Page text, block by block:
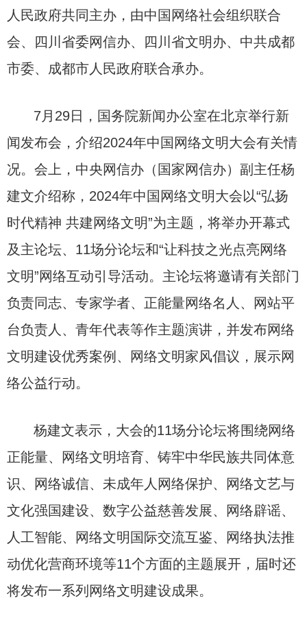
人民政府共同主办，由中国网络社会组织联合
会、四川省委网信办、四川省文明办、中共成都
市委、成都市人民政府联合承办。
7月29日，国务院新闻办公室在北京举行新
闻发布会，介绍2024年中国网络文明大会有关情
况。会上，中央网信办（国家网信办）副主任杨
建文介绍称，2024年中国网络文明大会以“弘扬
时代精神 共建网络文明”为主题，将举办开幕式
及主论坛、11场分论坛和“让科技之光点亮网络
文明”网络互动引导活动。主论坛将邀请有关部门
负责同志、专家学者、正能量网络名人、网站平
台负责人、青年代表等作主题演讲，并发布网络
文明建设优秀案例、网络文明家风倡议，展示网
络公益行动。
杨建文表示，大会的11场分论坛将围绕网络
正能量、网络文明培育、铸牢中华民族共同体意
识、网络诚信、未成年人网络保护、网络文艺与
文化强国建设、数字公益慈善发展、网络辟谣、
人工智能、网络文明国际交流互鉴、网络执法推
动优化营商环境等11个方面的主题展开，届时还
将发布一系列网络文明建设成果。